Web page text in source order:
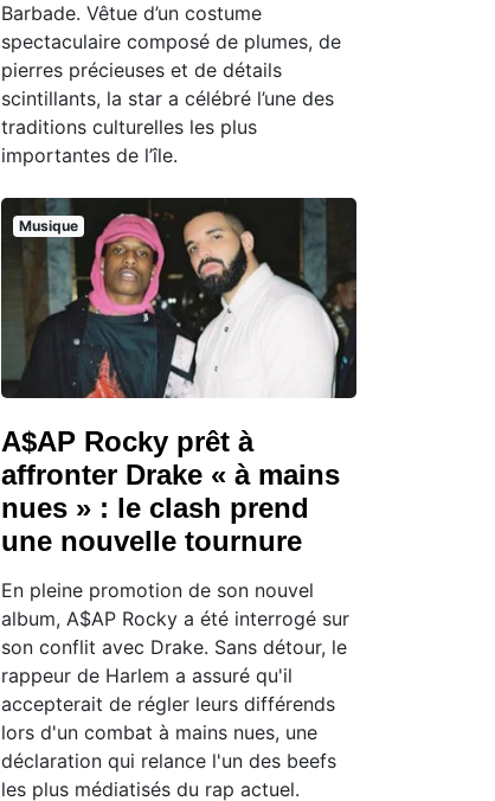
Barbade. Vêtue d’un costume
spectaculaire composé de plumes, de
pierres précieuses et de détails
scintillants, la star a célébré l’une des
traditions culturelles les plus
importantes de l’île.
Musique
A$AP Rocky prêt à
affronter Drake « à mains
nues » : le clash prend
une nouvelle tournure
En pleine promotion de son nouvel
album, A$AP Rocky a été interrogé sur
son conflit avec Drake. Sans détour, le
rappeur de Harlem a assuré qu'il
accepterait de régler leurs différends
lors d'un combat à mains nues, une
déclaration qui relance l'un des beefs
les plus médiatisés du rap actuel.